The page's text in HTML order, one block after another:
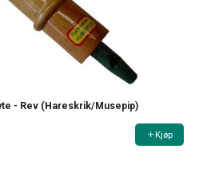
- Rev (Hareskrik/Musepip)
Kjøp